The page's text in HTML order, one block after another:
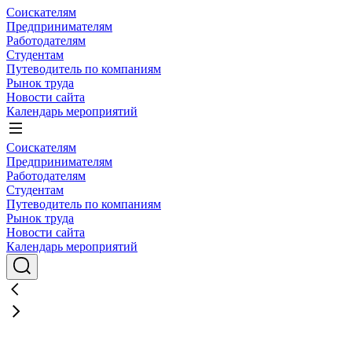
Соискателям
Предпринимателям
Работодателям
Студентам
Путеводитель по компаниям
Рынок труда
Новости сайта
Календарь мероприятий
Соискателям
Предпринимателям
Работодателям
Студентам
Путеводитель по компаниям
Рынок труда
Новости сайта
Календарь мероприятий